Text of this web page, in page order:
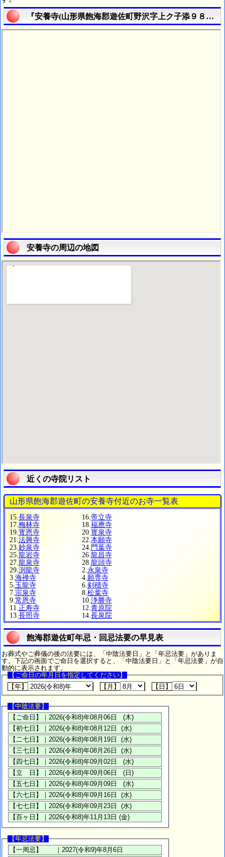
『安養寺(山形県飽海郡遊佐町野沢字上ク子添９８番
安養寺の周辺の地図
近くの寺院リスト
山形県飽海郡遊佐町の安養寺付近のお寺一覧表
15. 長泉寺 16. 帝立寺
17. 梅林寺 18. 福應寺
19. 寳恩寺 20. 寳泉寺
21. 法興寺 22. 本願寺
23. 妙泉寺 24. 門葉寺
25. 龍岩寺 26. 龍昌寺
27. 龍泉寺 28. 龍頭寺
29. 渕龍寺 2. 永泉寺
3. 海禅寺 4. 願専寺
5. 玉龍寺 6. 剣積寺
7. 宗泉寺 8. 松葉寺
9. 常恩寺 10. 浄勝寺
11. 正寿寺 12. 青原院
13. 長照寺 14. 長泉院
飽海郡遊佐町年忌・回忌法要の早見表
お葬式やご葬儀の後の法要には、「中陰法要日」と「年忌法要」がありま
す。下記の画面でご命日を選択すると、「中陰法要日」と「年忌法要」が自
動的に表示されます。
【ご命日の年月日を指定してください】
【年】
【月】 【日】
【中陰法要】
【年忌法要】